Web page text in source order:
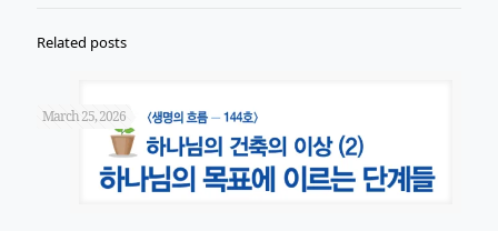
Related posts
March 25, 2026